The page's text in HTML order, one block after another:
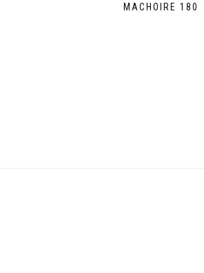
MACHOIRE 180